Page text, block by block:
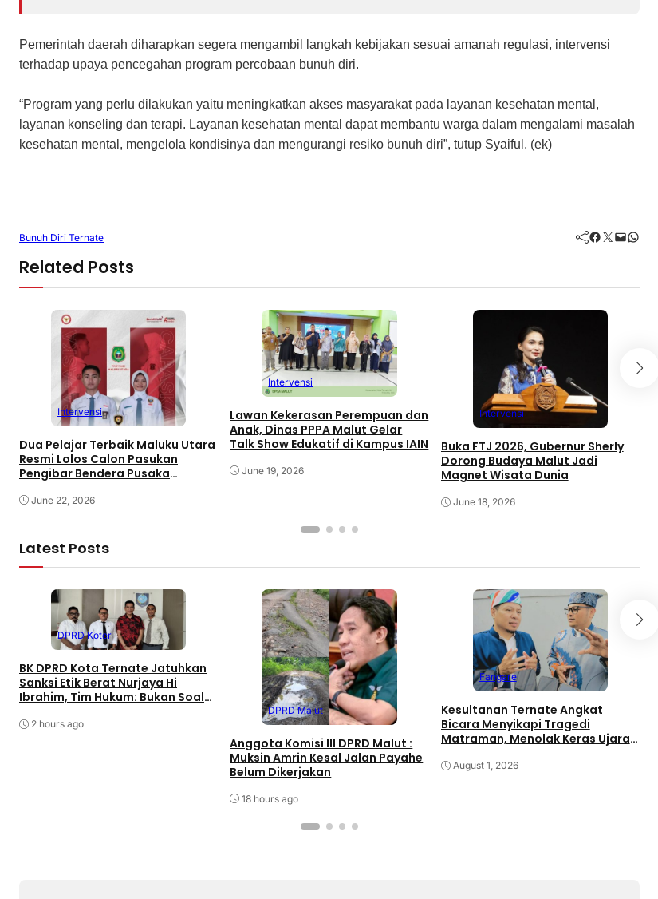
Pemerintah daerah diharapkan segera mengambil langkah kebijakan sesuai amanah regulasi, intervensi
terhadap upaya pencegahan program percobaan bunuh diri.
“Program yang perlu dilakukan yaitu meningkatkan akses masyarakat pada layanan kesehatan mental,
layanan konseling dan terapi. Layanan kesehatan mental dapat membantu warga dalam mengalami masalah
kesehatan mental, mengelola kondisinya dan mengurangi resiko bunuh diri”, tutup Syaiful. (ek)
Bunuh Diri Ternate Facebook Twitter Mail WhatsApp
Related Posts
Intervensi
Dua Pelajar Terbaik Maluku Utara
Resmi Lolos Calon Pasukan
Pengibar Bendera Pusaka
2026.
June 22, 2026
Intervensi
Lawan Kekerasan Perempuan dan
Anak, Dinas PPPA Malut Gelar
Talk Show Edukatif di Kampus IAIN
June 19, 2026
Intervensi
Buka FTJ 2026, Gubernur Sherly
Dorong Budaya Malut Jadi
Magnet Wisata Dunia
June 18, 2026
Latest Posts
DPRD Koter
BK DPRD Kota Ternate Jatuhkan
Sanksi Etik Berat Nurjaya Hi
Ibrahim, Tim Hukum: Bukan Soal
2 hours ago
DPRD Malut
Anggota Komisi III DPRD Malut :
Muksin Amrin Kesal Jalan Payahe
Belum Dikerjakan
18 hours ago
Fangare
Kesultanan Ternate Angkat
Bicara Menyikapi Tragedi
Matraman, Menolak Keras Ujaran
August 1, 2026